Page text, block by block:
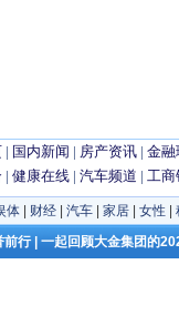
| 国内新闻 | 房产资讯 | 金融
| 健康在线 | 汽车频道 | 工商
体 财经 汽车 家居 女性
前行 | 一起回顾大金集团的